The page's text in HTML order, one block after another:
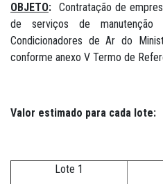
OBJETO: Contratação de
de serviços de
Condicionadores de Ar do
conforme anexo V Termo de
Valor estimado para cada lote:
Lote 1